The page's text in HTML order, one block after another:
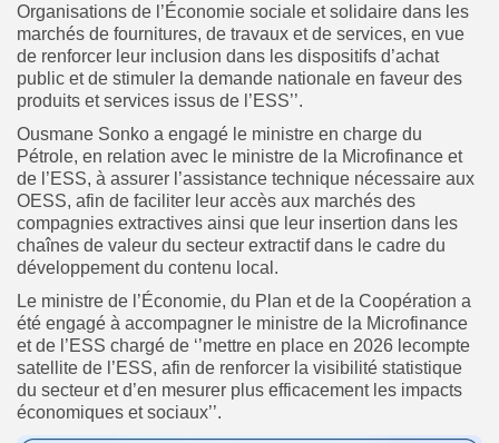
Organisations de l’Économie sociale et solidaire dans les
marchés de fournitures, de travaux et de services, en vue
de renforcer leur inclusion dans les dispositifs d’achat
public et de stimuler la demande nationale en faveur des
produits et services issus de l’ESS’’.
Ousmane Sonko a engagé le ministre en charge du
Pétrole, en relation avec le ministre de la Microfinance et
de l’ESS, à assurer l’assistance technique nécessaire aux
OESS, afin de faciliter leur accès aux marchés des
compagnies extractives ainsi que leur insertion dans les
chaînes de valeur du secteur extractif dans le cadre du
développement du contenu local.
Le ministre de l’Économie, du Plan et de la Coopération a
été engagé à accompagner le ministre de la Microfinance
et de l’ESS chargé de ‘’mettre en place en 2026 lecompte
satellite de l’ESS, afin de renforcer la visibilité statistique
du secteur et d’en mesurer plus efficacement les impacts
économiques et sociaux’’.